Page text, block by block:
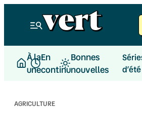
À la
une
En
continu
Bonnes
nouvelles
d’été
AGRICULTURE